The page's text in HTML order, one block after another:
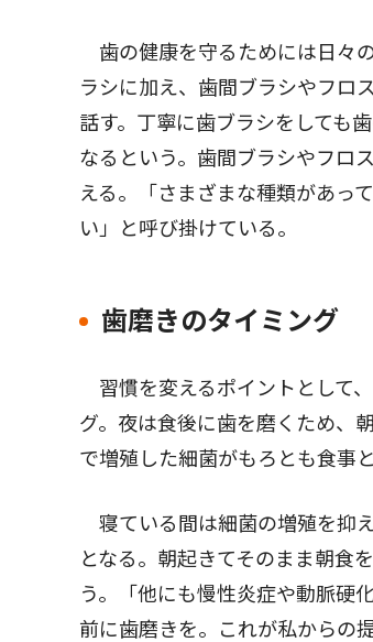
歯の健康を守るためには日々
ラシに加え、歯間ブラシやフロ
話す。丁寧に歯ブラシをしても
なるという。歯間ブラシやフロ
える。「さまざまな種類があっ
い」と呼び掛けている。
歯磨きのタイミング
習慣を変えるポイントとして
グ。夜は食後に歯を磨くため、
で増殖した細菌がもろとも食事
寝ている間は細菌の増殖を抑
となる。朝起きてそのまま朝食
う。「他にも慢性炎症や動脈硬
前に歯磨きを。これが私からの提